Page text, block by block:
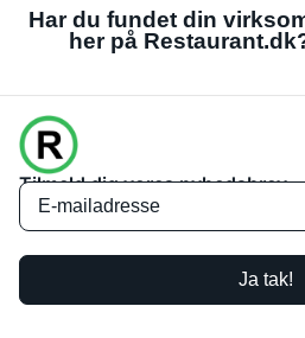
Har du fundet din
her på
Tilmeld dig vores nyhedsbrev
Ja tak!